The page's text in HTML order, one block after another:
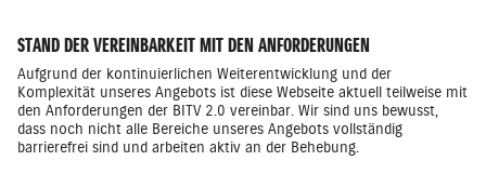
STAND DER VEREINBARKEIT MIT DEN ANFORDERUNGEN
Aufgrund der kontinuierlichen Weiterentwicklung und der
Komplexität unseres Angebots ist diese Webseite aktuell teilweise mit
den Anforderungen der BITV 2.0 vereinbar. Wir sind uns bewusst,
dass noch nicht alle Bereiche unseres Angebots vollständig
barrierefrei sind und arbeiten aktiv an der Behebung.